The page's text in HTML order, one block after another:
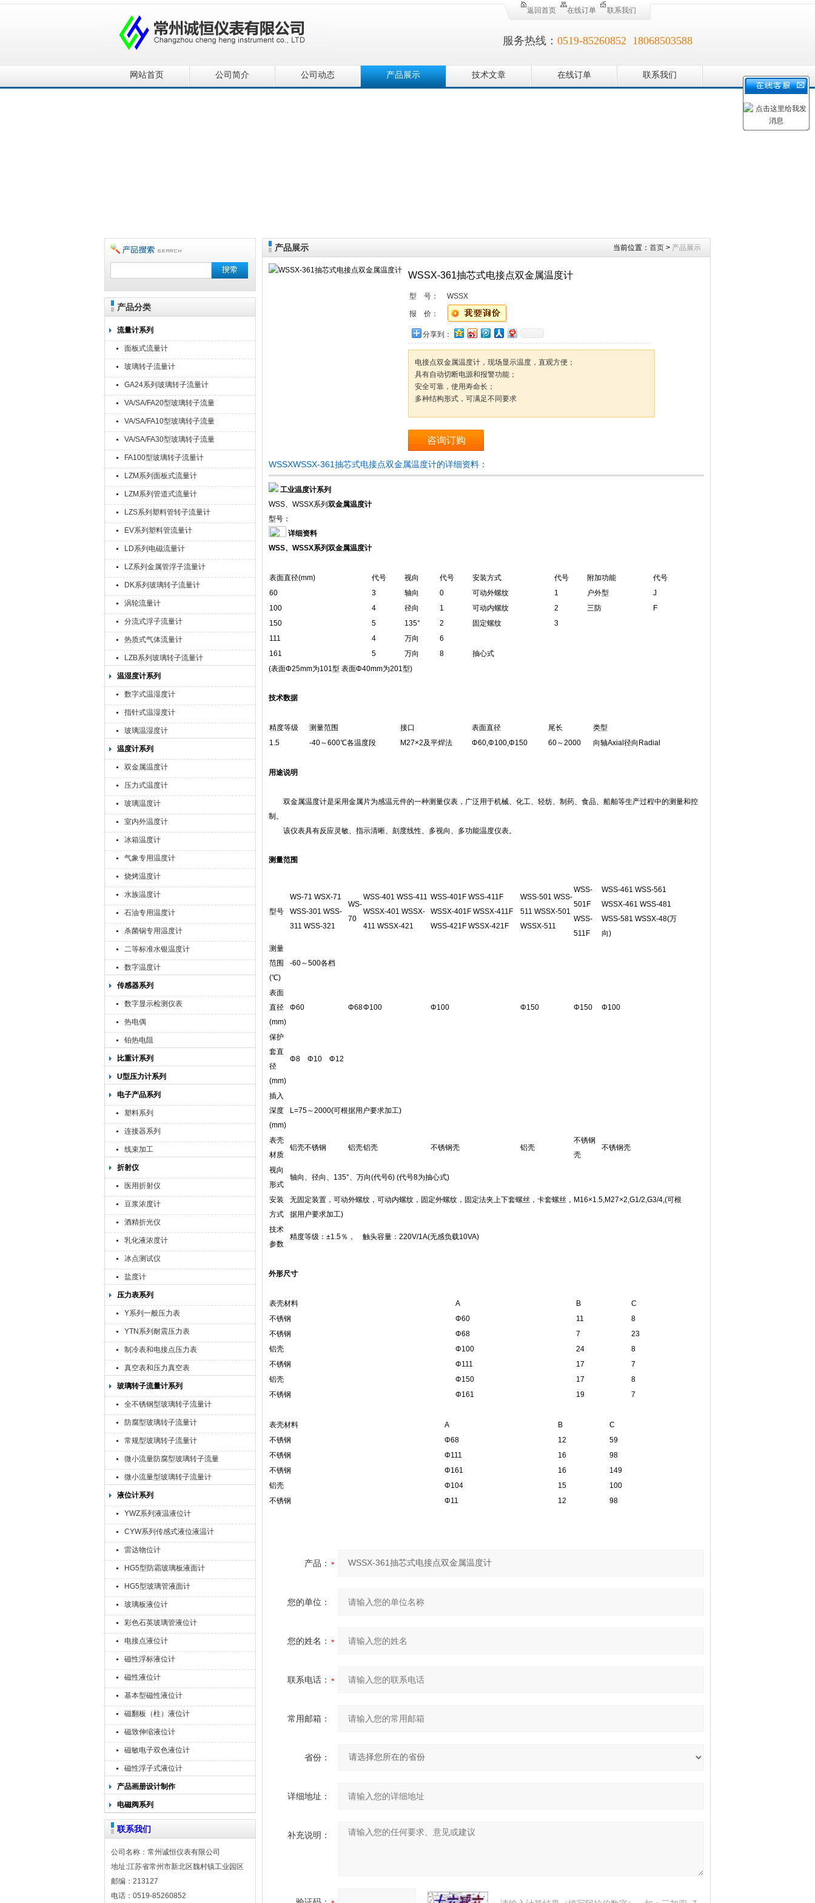
返回首页 在线订单 联系我们
服务热线： 0519-85260852 18068503588
网站首页 公司简介 公司动态 产品展示 技术文章 在线订单 联系我们
产品分类
流量计系列
面板式流量计
玻璃转子流量计
GA24系列玻璃转子流量计
VA/SA/FA20型玻璃转子流量
计
VA/SA/FA10型玻璃转子流量
计
VA/SA/FA30型玻璃转子流量
计
FA100型玻璃转子流量计
LZM系列面板式流量计
LZM系列管道式流量计
LZS系列塑料管转子流量计
EV系列塑料管流量计
LD系列电磁流量计
LZ系列金属管浮子流量计
DK系列玻璃转子流量计
涡轮流量计
分流式浮子流量计
热质式气体流量计
LZB系列玻璃转子流量计
温湿度计系列
数字式温湿度计
指针式温湿度计
玻璃温湿度计
温度计系列
双金属温度计
压力式温度计
玻璃温度计
室内外温度计
冰箱温度计
气象专用温度计
烧烤温度计
水族温度计
石油专用温度计
杀菌锅专用温度计
二等标准水银温度计
数字温度计
传感器系列
数字显示检测仪表
热电偶
铂热电阻
比重计系列
U型压力计系列
电子产品系列
塑料系列
连接器系列
线束加工
折射仪
医用折射仪
豆浆浓度计
酒精折光仪
乳化液浓度计
冰点测试仪
盐度计
压力表系列
Y系列一般压力表
YTN系列耐震压力表
制冷表和电接点压力表
真空表和压力真空表
玻璃转子流量计系列
全不锈钢型玻璃转子流量计
防腐型玻璃转子流量计
常规型玻璃转子流量计
微小流量防腐型玻璃转子流量
计
微小流量型玻璃转子流量计
液位计系列
YWZ系列液温液位计
CYW系列传感式液位液温计
雷达物位计
HG5型防霜玻璃板液面计
HG5型玻璃管液面计
玻璃板液位计
彩色石英玻璃管液位计
电接点液位计
磁性浮标液位计
磁性液位计
基本型磁性液位计
磁翻板（柱）液位计
磁致伸缩液位计
磁敏电子双色液位计
磁性浮子式液位计
产品画册设计制作
电磁阀系列
联系我们
公司名称：常州诚恒仪表有限公司
地址:江苏省常州市新北区魏村镇工业园区
邮编：213127
电话：0519-85260852
产品展示 当前位置： 首页 > 产品展示
WSSX-361抽芯式电接点双金属温度计
型 号： WSSX
报 价：
分享到：
电接点双金属温度计，现场显示温度，直观方便；
具有自动切断电源和报警功能；
安全可靠，使用寿命长；
多种结构形式，可满足不同要求
咨询订购
WSSXWSSX-361抽芯式电接点双金属温度计的详细资料：
工业温度计系列
WSS、WSSX系列 双金属温度计
型号：
详细资料
WSS、WSSX系列双金属温度计
表面直径(mm) 代号 视向 代号 安装方式 代号 附加功能
代号
60
3 轴向 0 可动外螺纹 1 户外型
J
100
4 径向 1 可动内螺纹 2 三防
F
150
5 135° 2 固定螺纹
3
111
4 万向
6
161
5 万向 8
抽心式
(表面Φ25mm为101型 表面Φ40mm为201型)
技术数据
精度等级 测量范围 接口 表面直径 尾长
类型
1.5
-40～600℃各温度段 M27×2及平焊法 Φ60,Φ100,Φ150 60～2000 向轴Axial径向Radial
用途说明
双金属温度计是采用金属片为感温元件的一种测量仪表，广泛用于机械、化工、轻纺、制药、食品、船舶等生产过程中的测量和控
制。
该仪表具有反应灵敏、指示清晰、刻度线性、多视向、多功能温度仪表。
测量范围
型号
WS-71 WSX-71
WSS-301 WSS-
311 WSS-321
WS-
70
WSS-401 WSS-411
WSSX-401 WSSX-
411 WSSX-421
WSS-401F WSS-411F
WSSX-401F WSSX-411F
WSS-421F WSSX-421F
WSS-501 WSS-
511 WSSX-501
WSSX-511
WSS-
501F
WSS-
511F
WSS-461 WSS-561
WSSX-461 WSS-481
WSS-581 WSSX-48(万
向)
测量
范围
(℃)
-60～500各档
表面
直径
(mm)
Φ60 Φ68Φ100 Φ100 Φ150 Φ150 Φ100
保护
套直
径
(mm)
Φ8 Φ10 Φ12
插入
深度
(mm)
L=75～2000(可根据用户要求加工)
表壳
材质
铝壳不锈钢 铝壳铝壳 不锈钢壳 铝壳
不锈钢
壳
不锈钢壳
视向
形式
轴向、径向、135°、万向(代号6) (代号8为抽心式)
安装
方式
无固定装置，可动外螺纹，可动内螺纹，固定外螺纹，固定法夹上下套螺丝，卡套螺丝，M16×1.5,M27×2,G1/2,G3/4,(可根
据用户要求加工)
技术
参数
精度等级：±1.5％， 触头容量：220V/1A(无感负载10VA)
外形尺寸
表壳材料 A B
C
不锈钢
Φ60 11
8
不锈钢
Φ68 7
23
铝壳
Φ100 24
8
不锈钢
Φ111 17
7
铝壳
Φ150 17
8
不锈钢
Φ161 19 7
表壳材料 A B
C
不锈钢
Φ68 12
59
不锈钢
Φ111 16
98
不锈钢
Φ161 16
149
铝壳
Φ104 15
100
不锈钢
Φ11 12 98
产品：
您的单位：
您的姓名：
联系电话：
常用邮箱：
省份：
详细地址：
补充说明：